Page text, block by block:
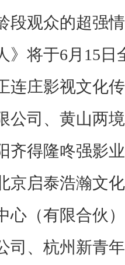
段观众的超强
》将于6月15日
连庄影视文化
公司、黄山两
齐得隆咚强影
京启泰浩瀚文
心（有限合伙
司、杭州新青